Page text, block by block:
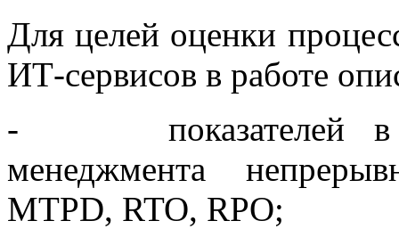
Для целей оценки
ИТ-сервисов в работе
- показателей в
менеджмента
MTPD, RTO, RPO;